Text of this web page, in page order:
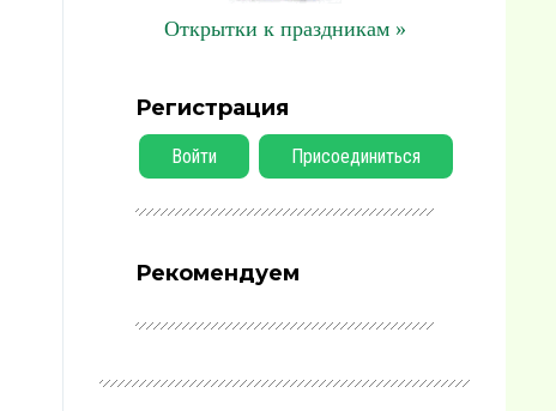
Открытки к праздникам »
Регистрация
Войти Присоединиться
Рекомендуем